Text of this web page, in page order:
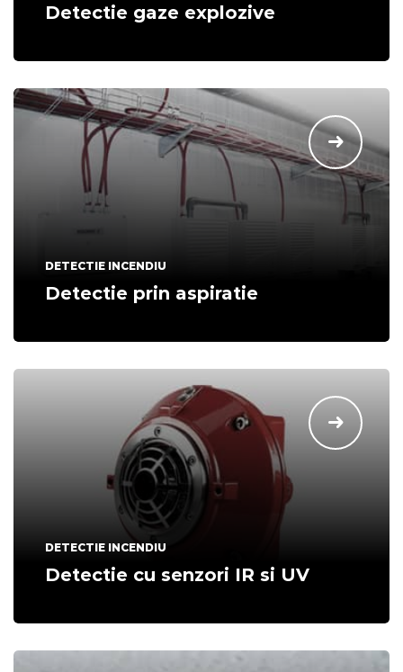
Detectie gaze explozive
DETECTIE INCENDIU
Detectie prin aspiratie
DETECTIE INCENDIU
Detectie cu senzori IR si UV